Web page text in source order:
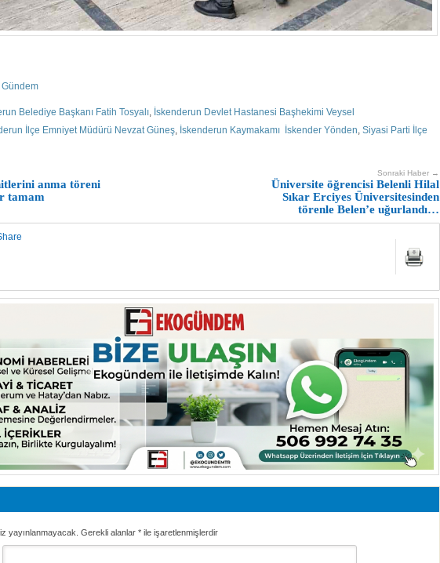
Gündem
Belediye Başkanı Fatih Tosyalı, İskenderun Devlet Hastanesi Başhekimi Veysel
İlçe Emniyet Müdürü Nevzat Güneş, İskenderun Kaymakamı İskender Yönden, Siyasi Parti İlçe
Sonraki Haber →
Üniversite öğrencisi Belenli Hilal
Sıkar Erciyes Üniversitesinden
törenle Belen’e uğurlandı…
anma töreni
tamam
yayınlanmayacak. Gerekli alanlar * ile işaretlenmişlerdir